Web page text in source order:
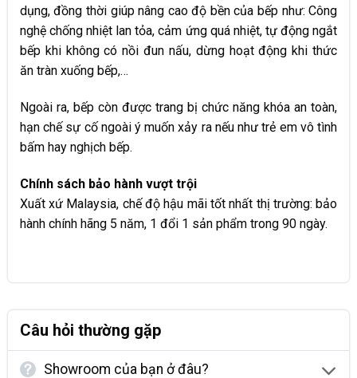
dụng, đồng thời giúp nâng cao độ bền của bếp như: Công
nghệ chống nhiệt lan tỏa, cảm ứng quá nhiệt, tự động ngắt
bếp khi không có nồi đun nấu, dừng hoạt động khi thức
ăn tràn xuống bếp,…
Ngoài ra, bếp còn được trang bị chức năng khóa an toàn,
hạn chế sự cố ngoài ý muốn xảy ra nếu như trẻ em vô tình
bấm hay nghịch bếp.
Chính sách bảo hành vượt trội
Xuất xứ Malaysia, chế độ hậu mãi tốt nhất thị trường: bảo
hành chính hãng 5 năm, 1 đổi 1 sản phẩm trong 90 ngày.
Câu hỏi thường gặp
Showroom của bạn ở đâu?